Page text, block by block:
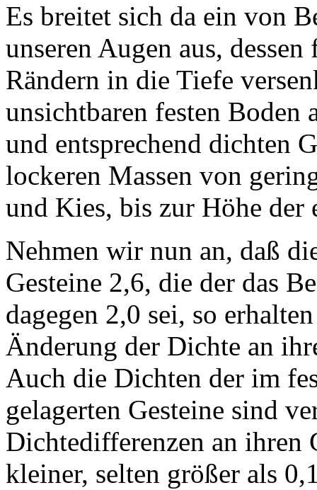
Es breitet sich da ein von
unseren Augen aus,
Rändern in die Tiefe
unsichtbaren festen Boden
und entsprechend dichten
lockeren Massen von
und Kies, bis zur Höhe der
Nehmen wir nun an, daß
Gesteine 2,6, die der das
dagegen 2,0 sei, so
Änderung der Dichte an
Auch die Dichten der im
gelagerten Gesteine sind
Dichtedifferenzen an ihren
kleiner, selten größer als